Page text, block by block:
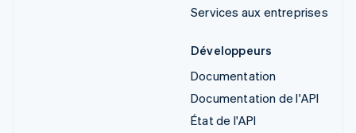
Services aux entreprises
Développeurs
Documentation
Documentation de l'API
État de l'API